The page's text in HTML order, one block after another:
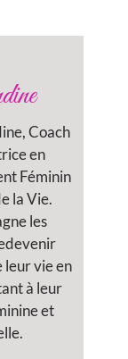
Coach
en
Féminin
la Vie.
les
leur vie en
à leur
et